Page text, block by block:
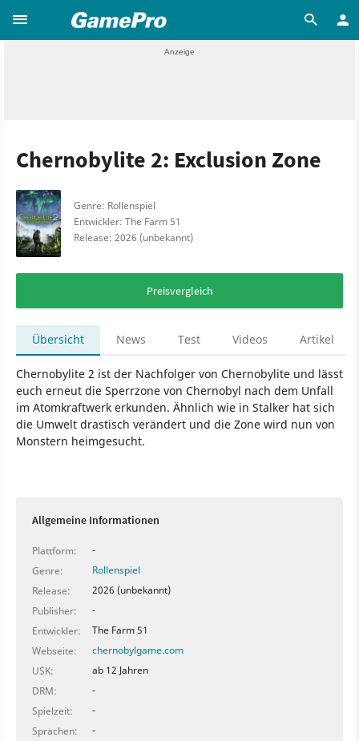
Chernobylite 2: Exclusion Zone
Genre: Rollenspiel
Entwickler: The Farm 51
Release: 2026 (unbekannt)
Preisvergleich
Übersicht News Test Videos Artikel
Chernobylite 2 ist der Nachfolger von Chernobylite und lässt
euch erneut die Sperrzone von Chernobyl nach dem Unfall
im Atomkraftwerk erkunden. Ähnlich wie in Stalker hat sich
die Umwelt drastisch verändert und die Zone wird nun von
Monstern heimgesucht.
Allgemeine Informationen
Plattform:
-
Genre:
Rollenspiel
Release:
2026 (unbekannt)
Publisher:
-
Entwickler:
The Farm 51
Webseite:
chernobylgame.com
USK:
ab 12 Jahren
DRM:
-
Spielzeit:
-
Sprachen:
-